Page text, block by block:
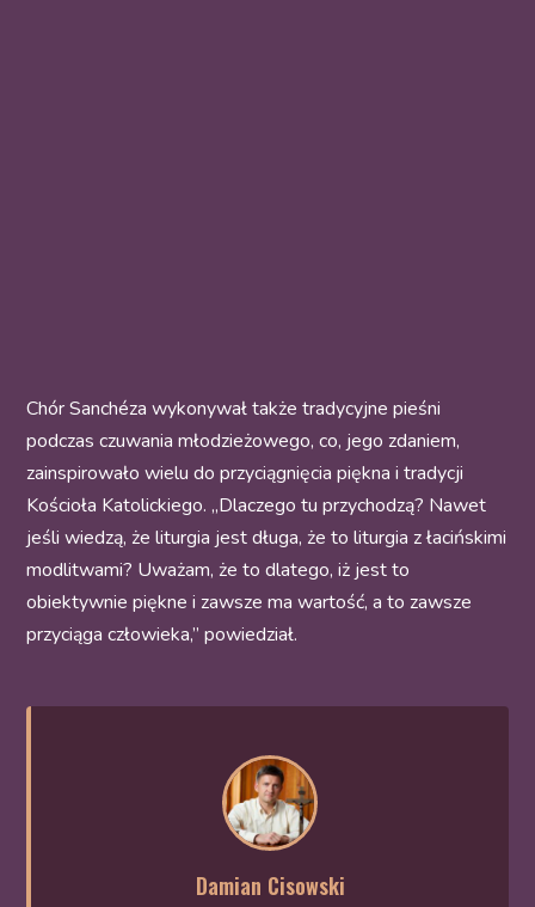
Chór Sanchéza wykonywał także tradycyjne pieśni
podczas czuwania młodzieżowego, co, jego zdaniem,
zainspirowało wielu do przyciągnięcia piękna i tradycji
Kościoła Katolickiego. „Dlaczego tu przychodzą? Nawet
jeśli wiedzą, że liturgia jest długa, że to liturgia z łacińskimi
modlitwami? Uważam, że to dlatego, iż jest to
obiektywnie piękne i zawsze ma wartość, a to zawsze
przyciąga człowieka,” powiedział.
Damian Cisowski